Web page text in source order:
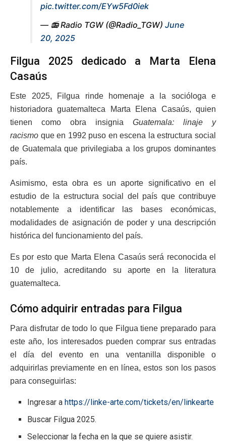
pic.twitter.com/EYw5Fd0iek
— 📻 Radio TGW (@Radio_TGW) June
20, 2025
Filgua 2025 dedicado a Marta Elena
Casaús
Este 2025, Filgua rinde homenaje a la socióloga e
historiadora guatemalteca Marta Elena Casaús, quien
tienen como obra insignia Guatemala: linaje y
racismo que en 1992 puso en escena la estructura social
de Guatemala que privilegiaba a los grupos dominantes
país.
Asimismo, esta obra es un aporte significativo en el
estudio de la estructura social del país que contribuye
notablemente a identificar las bases económicas,
modalidades de asignación de poder y una descripción
histórica del funcionamiento del país.
Es por esto que Marta Elena Casaús será reconocida el
10 de julio, acreditando su aporte en la literatura
guatemalteca.
Cómo adquirir entradas para Filgua
Para disfrutar de todo lo que Filgua tiene preparado para
este año, los interesados pueden comprar sus entradas
el día del evento en una ventanilla disponible o
adquirirlas previamente en en línea, estos son los pasos
para conseguirlas:
Ingresar ahttps://linke-arte.com/tickets/en/linkearte
Buscar Filgua 2025.
Seleccionar la fecha en la que se quiere asistir.